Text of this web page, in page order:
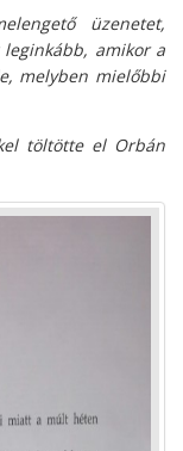
üzenetet,
amikor a
melyben mielőbbi
töltötte el Orbán